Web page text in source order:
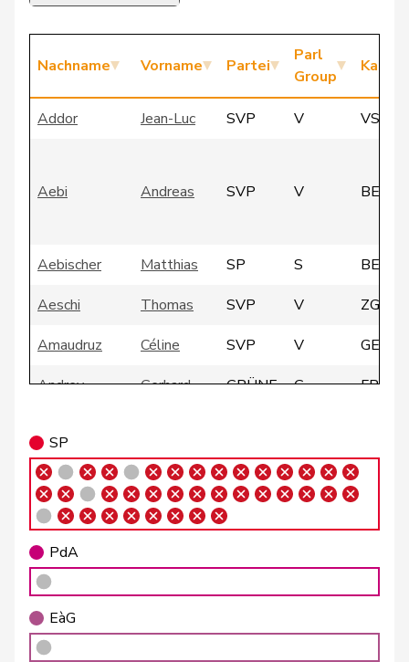
Nachname Vorname Partei
Parl
Group
Addor Jean-Luc SVP V VS
Aebi Andreas SVP V BE
Aebischer Matthias SP S
BE
Aeschi
Thomas SVP V
ZG
Amaudruz
Céline SVP V
GE
Andrey
Gerhard GRÜNE G
FR
Badertscher Christine GRÜNE G
Badran Jacqueline SP S ZH
Barrile
Baumann Kilian GRÜNE G
BE
SP
PdA
EàG